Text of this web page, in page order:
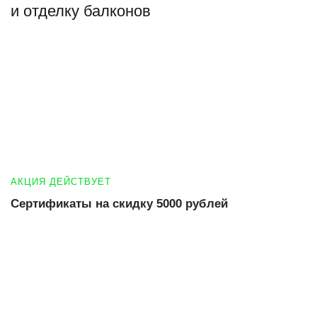
и отделку балконов
АКЦИЯ ДЕЙСТВУЕТ
Сертификаты на скидку 5000 рублей